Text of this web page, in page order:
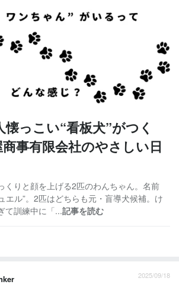
っこい“看板犬”がつく
事有限会社のやさしい日
くりと顔を上げる2匹のわんちゃん。名前
エル”。2匹はどちらも元・盲導犬候補。け
て訓練中に「...記事を読む
2025/09/18